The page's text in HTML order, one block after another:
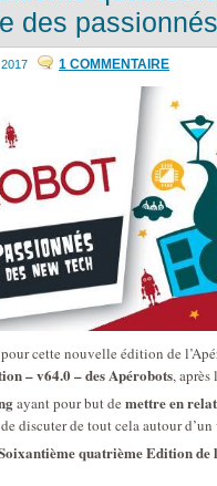
des
1 COMMENTAIRE
pour cette nouvelle édition de
– v64.0 – des Apérobots, après
ayant pour but de mettre en
discuter de tout cela autour d’un
quatrième Edition de